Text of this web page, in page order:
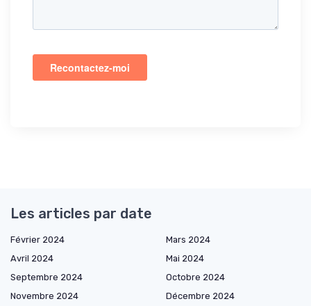
Les articles par date
Février 2024
Mars 2024
Avril 2024
Mai 2024
Septembre 2024
Octobre 2024
Novembre 2024
Décembre 2024